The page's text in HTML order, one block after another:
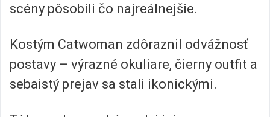
scény pôsobili čo najreálnejšie.
Kostým Catwoman zdôraznil odvážnosť
postavy – výrazné okuliare, čierny outfit a
sebaistý prejav sa stali ikonickými.